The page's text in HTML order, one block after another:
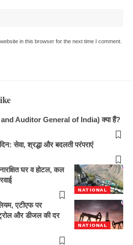
in this browser for the next time I comment.
Auditor General of India) क्या हैं?
सेवा, श्रद्धा और बदलती परंपराएं
NATIONAL
घर व होटल, कल
NATIONAL
एटीएफ पर
और डीजल की दर